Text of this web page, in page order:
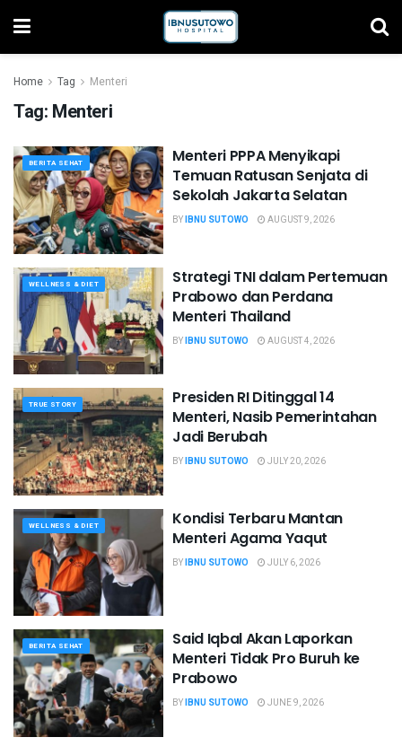
Home Tag Menteri
Tag: Menteri
BERITA SEHAT
Menteri PPPA Menyikapi
Temuan Ratusan Senjata di
Sekolah Jakarta Selatan
BYIBNU SUTOWO AUGUST 9, 2026
WELLNESS & DIET
Strategi TNI dalam Pertemuan
Prabowo dan Perdana
Menteri Thailand
BYIBNU SUTOWO AUGUST 4, 2026
TRUE STORY
Presiden RI Ditinggal 14
Menteri, Nasib Pemerintahan
Jadi Berubah
BYIBNU SUTOWO JULY 20, 2026
WELLNESS & DIET
Kondisi Terbaru Mantan
Menteri Agama Yaqut
BYIBNU SUTOWO JULY 6, 2026
BERITA SEHAT
Said Iqbal Akan Laporkan
Menteri Tidak Pro Buruh ke
Prabowo
BYIBNU SUTOWO JUNE 9, 2026